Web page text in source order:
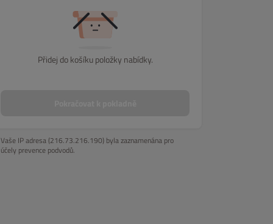
Přidej do košíku položky nabídky.
Vaše IP adresa (216.73.216.190) byla zaznamenána pro
účely prevence podvodů.